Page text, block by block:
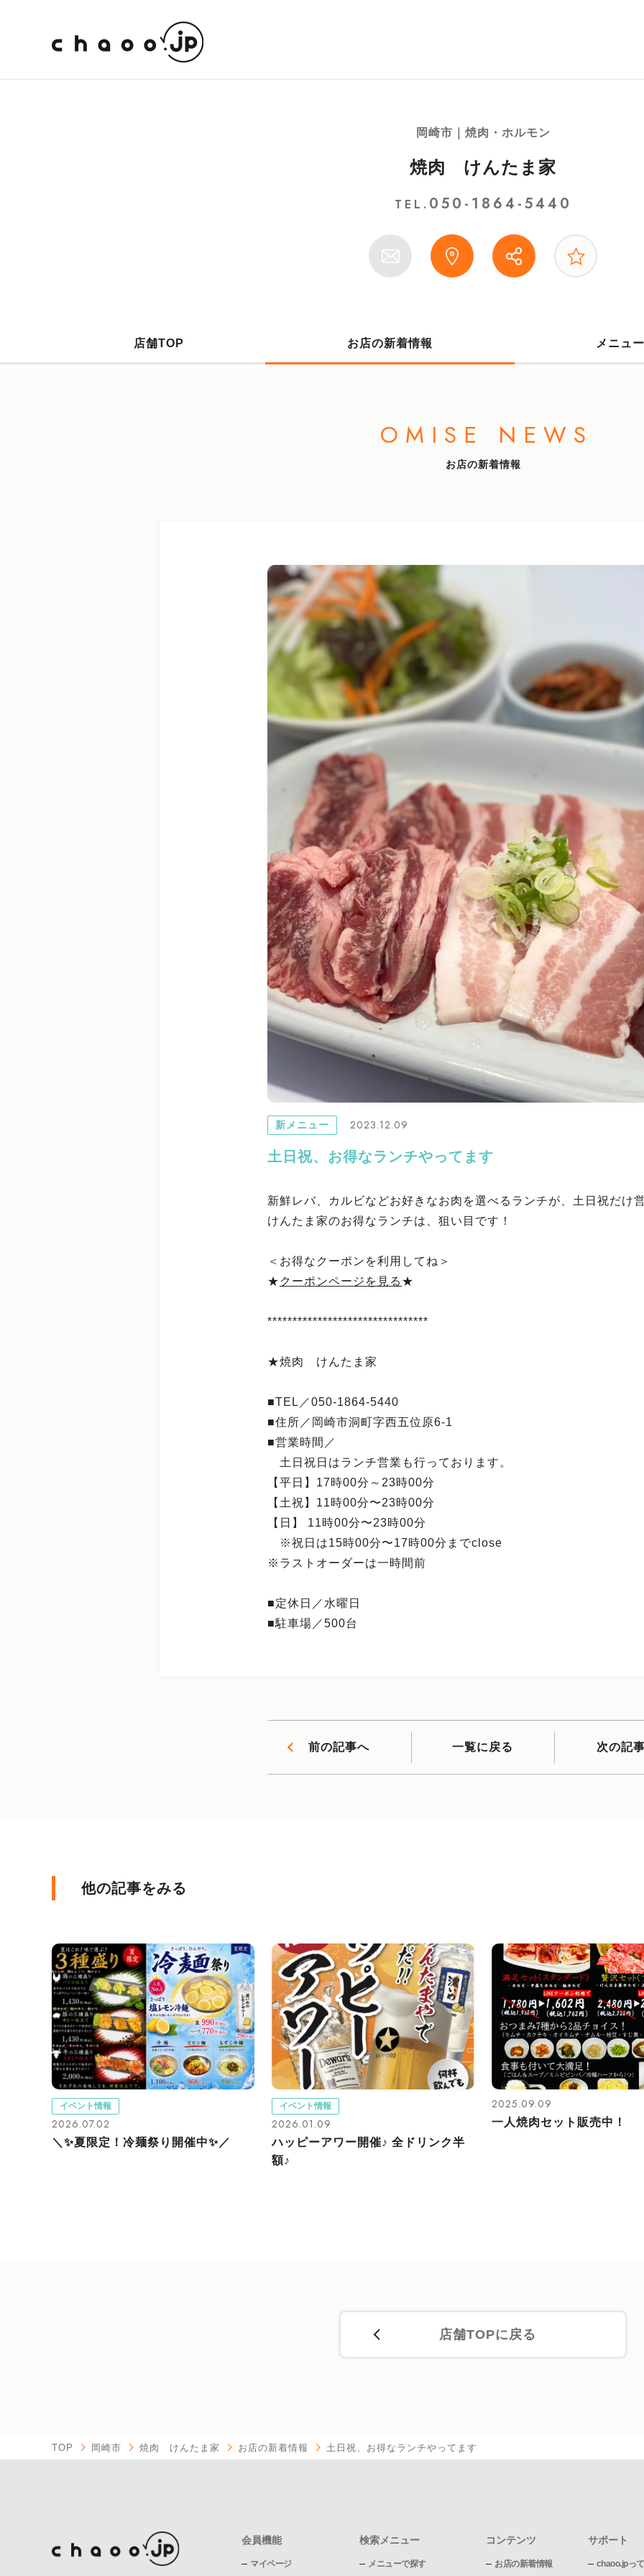
岡崎市｜焼肉・ホルモン
焼肉 けんたま家
TEL. 050-1864-5440
店舗TOP お店の新着情報 メニュ
OMISE NEWS
お店の新着情報
新メニュー 2023.12.09
土日祝、お得なランチやってます
新鮮レバ、カルビなどお好きなお肉を選べるランチが、土日祝だけ
けんたま家のお得なランチは、狙い目です！
＜お得なクーポンを利用してね＞
★ クーポンページを見る ★
********************************
★焼肉 けんたま家
■TEL／050-1864-5440
■住所／岡崎市洞町字西五位原6-1
■営業時間／
土日祝日はランチ営業も行っております。
【平日】17時00分～23時00分
【土祝】11時00分〜23時00分
【日】 11時00分〜23時00分
※祝日は15時00分〜17時00分までclose
※ラストオーダーは一時間前
■定休日／水曜日
■駐車場／500台
前の記事へ 次の記
一覧に戻る
他の記事をみる
イベント情報
2026.07.02
＼✨夏限定！冷麺祭り開催中✨／
イベント情報
2026.01.09
ハッピーアワー開催♪ 全ドリンク半
額♪
2025.09.09
一人焼肉セット販売中！
店舗TOPに戻る
TOP 岡崎市 焼肉 けんたま家 お店の新着情報 土日祝、お得なランチやってます
会員機能
マイページ
検索メニュー
メニューで探す
コンテンツ
お店の新着情報
サポート
chaoo.jpっ